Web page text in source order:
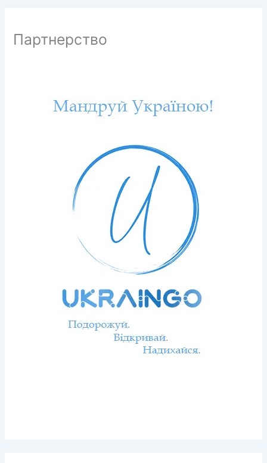
Партнерство